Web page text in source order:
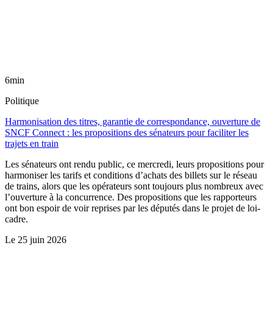
6min
Politique
Harmonisation des titres, garantie de correspondance, ouverture de
SNCF Connect : les propositions des sénateurs pour faciliter les
trajets en train
Les sénateurs ont rendu public, ce mercredi, leurs propositions pour
harmoniser les tarifs et conditions d’achats des billets sur le réseau
de trains, alors que les opérateurs sont toujours plus nombreux avec
l’ouverture à la concurrence. Des propositions que les rapporteurs
ont bon espoir de voir reprises par les députés dans le projet de loi-
cadre.
Le 25 juin 2026